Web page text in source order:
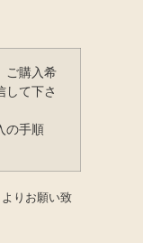
ご購入希
して下さ
の手順
よりお願い致